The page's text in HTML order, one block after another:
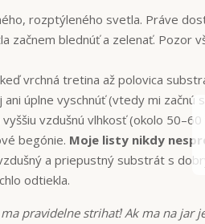
rozptýleného svetla. Práve
začnem blednúť a zelenať. Pozor
vrchná tretina až polovica
úplne vyschnúť (vtedy mi začnú
vyššiu vzdušnú vlhkosť (okolo
begónie. Moje listy nikdy
a priepustný substrát s
odtiekla.
pravidelne strihať! Ak ma na jar